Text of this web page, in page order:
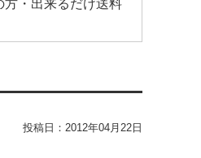
方・出来るだけ送料
投稿日： 2012年04月22日